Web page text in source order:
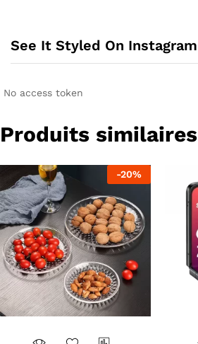
variations.
peuvent
sur
page
du
produit
See It Styled On Instagram
No access token
Produits similaires
-20%